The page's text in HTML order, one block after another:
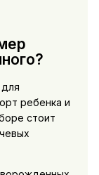
ребенка и
стоит